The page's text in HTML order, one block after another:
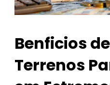
Benficios
Terrenos